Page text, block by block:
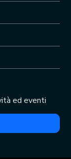
ed eventi